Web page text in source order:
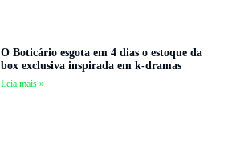
O Boticário esgota em 4 dias o estoque da
box exclusiva inspirada em k-dramas
Leia mais »